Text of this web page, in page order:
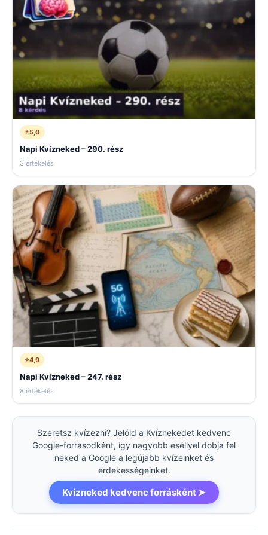
⭐5,0
Napi Kvízneked – 290. rész
3 értékelés
⭐4,9
Napi Kvízneked – 247. rész
8 értékelés
Szeretsz kvízezni? Jelöld a Kvíznekedet kedvenc
Google-forrásodként, így nagyobb eséllyel dobja fel
neked a Google a legújabb kvízeinket és
érdekességeinket.
Kvízneked kedvenc forrásként ➤